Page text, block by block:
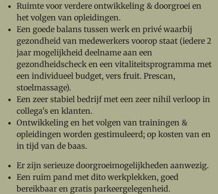
Ruimte voor verdere ontwikkeling & doorgroei en
het volgen van opleidingen.
Een goede balans tussen werk en privé waarbij
gezondheid van medewerkers voorop staat (iedere 2
jaar mogelijkheid deelname aan een
gezondheidscheck en een vitaliteitsprogramma met
een individueel budget, vers fruit. Prescan,
stoelmassage).
Een zeer stabiel bedrijf met een zeer nihil verloop in
collega's en klanten.
Ontwikkeling en het volgen van trainingen &
opleidingen worden gestimuleerd; op kosten van en
in tijd van de baas.
Er zijn serieuze doorgroeimogelijkheden aanwezig.
Een ruim pand met dito werkplekken, goed
bereikbaar en gratis parkeergelegenheid.